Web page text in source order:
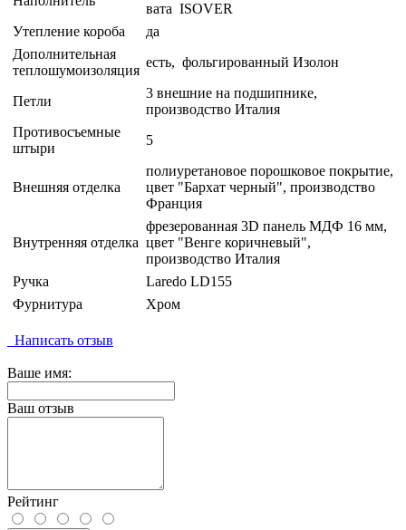
вата ISOVER
Утепление короба
да
Дополнительная
теплошумоизоляция
есть, фольгированный Изолон
Петли
3 внешние на подшипнике,
производство Италия
Противосъемные
штыри
5
Внешняя отделка
полиуретановое порошковое покрытие,
цвет "Бархат черный", производство
Франция
Внутренняя отделка
фрезерованная 3D панель МДФ 16 мм,
цвет "Венге коричневый",
производство Италия
Ручка
Laredo LD155
Фурнитура
Хром
Написать отзыв
Ваше имя:
Ваш отзыв
Рейтинг